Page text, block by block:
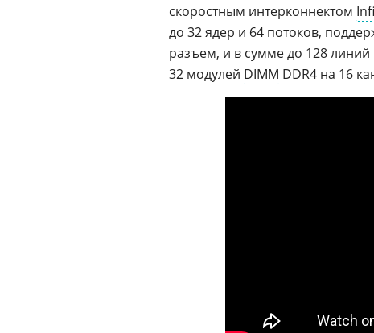
скоростным интерконнектом
до 32 ядер и 64 потоков,
разъем, и в сумме до 128 линий
32 модулей DIMM DDR4 на 16